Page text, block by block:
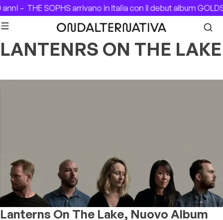
Skip to content
– THE SOPHS arrivano in Italia con il debut album
LANTENRS ON THE LAKE
Lanterns On The Lake, Nuovo Album